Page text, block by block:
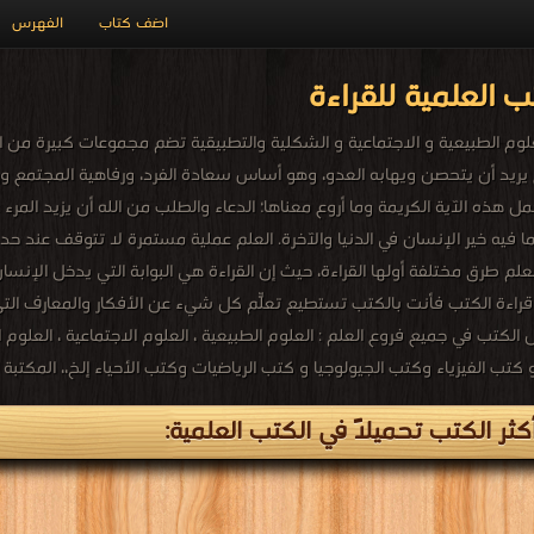
الفهرس اضف كتاب
العلمية للقراءة
الطبيعية و الاجتماعية و الشكلية والتطبيقية تضم مجموعات كبيرة من
أن يتحصن ويهابه العدو، وهو أساس سعادة الفرد، ورفاهية المجتمع
الآية الكريمة وما أروع معناها؛ الدعاء والطلب من الله أن يزيد المرء
ما فيه خير الإنسان في الدنيا والآخرة. العلم عملية مستمرة لا تتوقف
طرق مختلفة أولها القراءة، حيث إن القراءة هي البوابة التي يدخل
الكتب فأنت بالكتب تستطيع تعلّم كل شيءٍ عن الأفكار والمعارف
في جميع فروع العلم : العلوم الطبيعية ، العلوم الاجتماعية ،
الكتب تحميلاً في الكتب العلمية: